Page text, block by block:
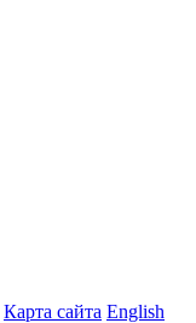
Карта сайта English